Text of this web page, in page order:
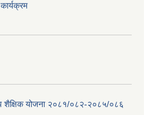
शैक्षिक योजना २०८१/०८२-२०८५/०८६